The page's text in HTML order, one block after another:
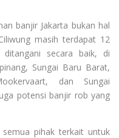
banjir Jakarta bukan hal
masih terdapat 12
secara baik, di
Sungai Baru Barat,
dan Sungai
potensi banjir rob yang
pihak terkait untuk